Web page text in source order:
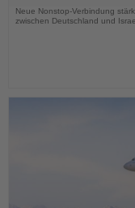
Neue Nonstop-Verbindung
zwischen Deutschland und